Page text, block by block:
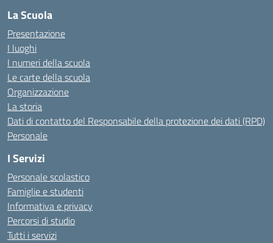
La Scuola
Presentazione
I luoghi
I numeri della scuola
Le carte della scuola
Organizzazione
La storia
Dati di contatto del Responsabile della protezione dei dati (RPD)
Personale
I Servizi
Personale scolastico
Famiglie e studenti
Informativa e privacy
Percorsi di studio
Tutti i servizi